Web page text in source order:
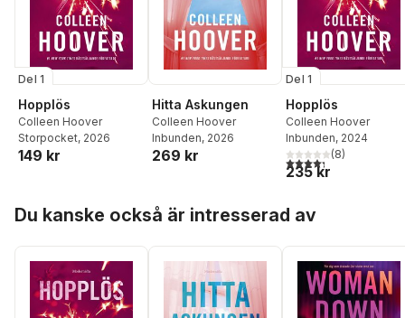
Del 1
Hopplös
Colleen Hoover
Storpocket, 2026
149 kr
Hitta Askungen
Colleen Hoover
Inbunden, 2026
269 kr
Del 1
Hopplös
Colleen Hoover
Inbunden, 2024
4,3utav 5 stjärnor.
(8)
235 kr
Du kanske också är intresserad av